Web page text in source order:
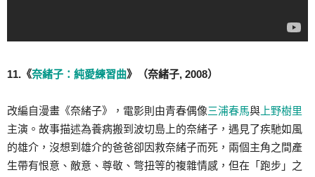
11.《奈緒子：純愛練習曲》（奈緒子, 2008）
改編自漫畫《奈緒子》，電影則由青春偶像三浦春馬與 上野樹里
主演。故事描述為養病搬到波切島上的奈緒子，遇見了疾馳如風
的雄介，沒想到雄介的爸爸卻因救奈緒子而死，兩個主角之間產
生帶有恨意、敵意、尊敬、彆扭等的複雜情感，但在「跑步」之